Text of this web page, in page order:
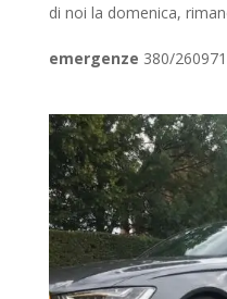
di noi la domenica,
emergenze 380/